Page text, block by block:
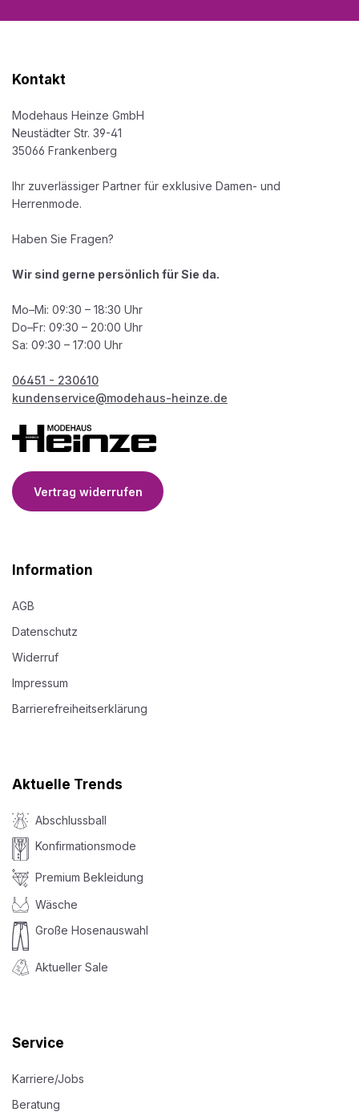
Kontakt
Modehaus Heinze GmbH
Neustädter Str. 39-41
35066 Frankenberg
Ihr zuverlässiger Partner für exklusive Damen- und
Herrenmode.
Haben Sie Fragen?
Wir sind gerne persönlich für Sie da.
Mo–Mi: 09:30 – 18:30 Uhr
Do–Fr: 09:30 – 20:00 Uhr
Sa: 09:30 – 17:00 Uhr
06451 - 230610
kundenservice@modehaus-heinze.de
Vertrag widerrufen
Information
AGB
Datenschutz
Widerruf
Impressum
Barrierefreiheitserklärung
Aktuelle Trends
Abschlussball
Konfirmationsmode
Premium Bekleidung
Wäsche
Große Hosenauswahl
Aktueller Sale
Service
Karriere/Jobs
Beratung